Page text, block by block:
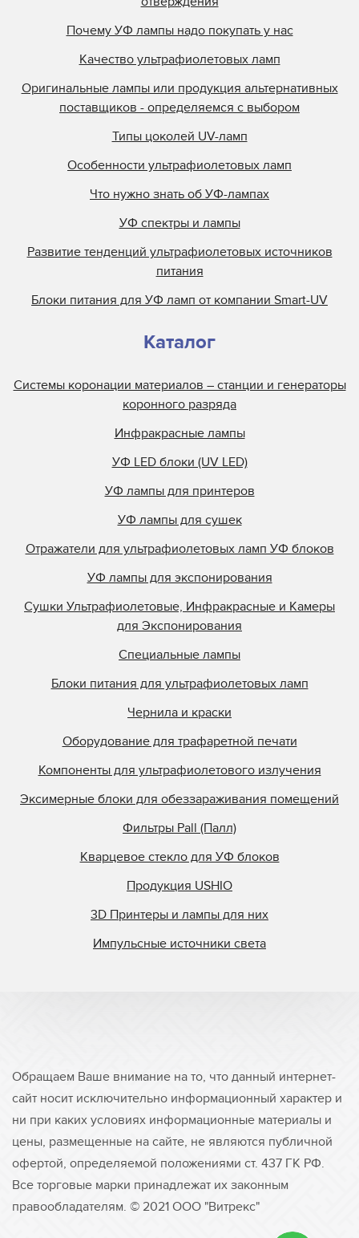
Почему УФ лампы надо покупать у нас
Качество ультрафиолетовых ламп
Оригинальные лампы или продукция альтернативных
поставщиков - определяемся с выбором
Типы цоколей UV-ламп
Особенности ультрафиолетовых ламп
Что нужно знать об УФ-лампах
УФ спектры и лампы
Развитие тенденций ультрафиолетовых источников
питания
Блоки питания для УФ ламп от компании Smart-UV
Каталог
Системы коронации материалов – станции и генераторы
коронного разряда
Инфракрасные лампы
УФ LED блоки (UV LED)
УФ лампы для принтеров
УФ лампы для сушек
Отражатели для ультрафиолетовых ламп УФ блоков
УФ лампы для экспонирования
Сушки Ультрафиолетовые, Инфракрасные и Камеры
для Экспонирования
Специальные лампы
Блоки питания для ультрафиолетовых ламп
Чернила и краски
Оборудование для трафаретной печати
Компоненты для ультрафиолетового излучения
Эксимерные блоки для обеззараживания помещений
Фильтры Pall (Палл)
Кварцевое стекло для УФ блоков
Продукция USHIO
3D Принтеры и лампы для них
Импульсные источники света
Обращаем Ваше внимание на то, что данный интернет-
сайт носит исключительно информационный характер и
ни при каких условиях информационные материалы и
цены, размещенные на сайте, не являются публичной
офертой, определяемой положениями ст. 437 ГК РФ.
Все торговые марки принадлежат их законным
правообладателям. © 2021 ООО "Витрекс"